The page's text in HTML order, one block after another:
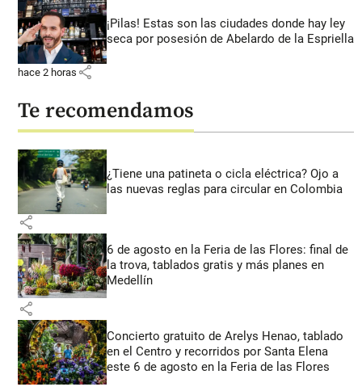
¡Pilas! Estas son las ciudades donde hay ley
seca por posesión de Abelardo de la Espriella
hace 2 horas share
Te recomendamos
¿Tiene una patineta o cicla eléctrica? Ojo a
las nuevas reglas para circular en Colombia
share
6 de agosto en la Feria de las Flores: final de
la trova, tablados gratis y más planes en
Medellín
share
Concierto gratuito de Arelys Henao, tablado
en el Centro y recorridos por Santa Elena
este 6 de agosto en la Feria de las Flores